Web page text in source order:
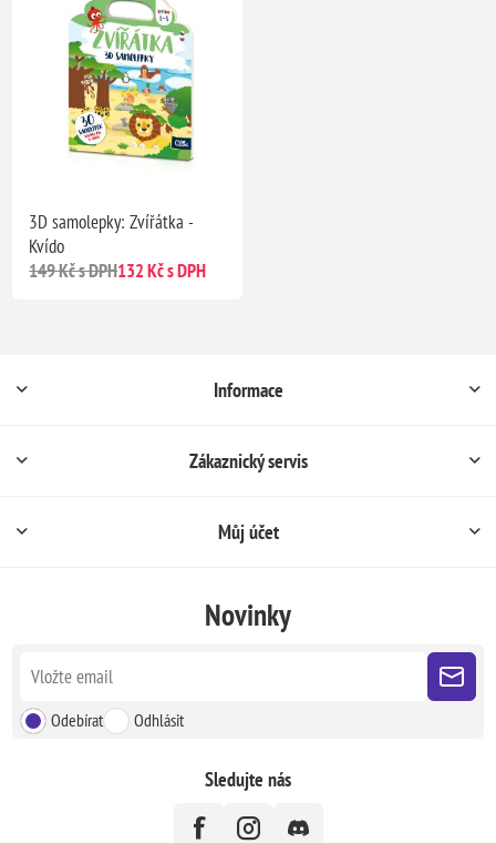
3D samolepky: Zvířátka -
Kvído
149 Kč s DPH132 Kč s DPH
Informace
Zákaznický servis
Můj účet
Novinky
Odebírat Odhlásit
Sledujte nás